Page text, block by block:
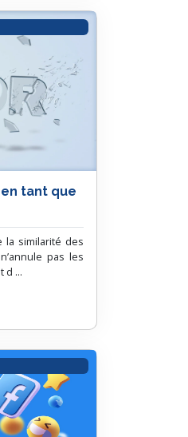
tant que
la similarité des
pas les
d ...